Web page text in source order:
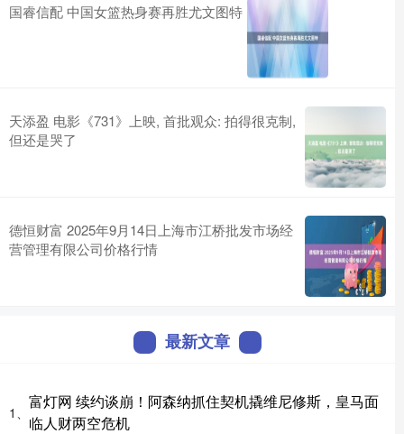
国睿信配 中国女篮热身赛再胜尤文图特
天添盈 电影《731》上映, 首批观众: 拍得很克制,
但还是哭了
德恒财富 2025年9月14日上海市江桥批发市场经
营管理有限公司价格行情
最新文章
1、
富灯网 续约谈崩！阿森纳抓住契机撬维尼修斯，皇马面
临人财两空危机